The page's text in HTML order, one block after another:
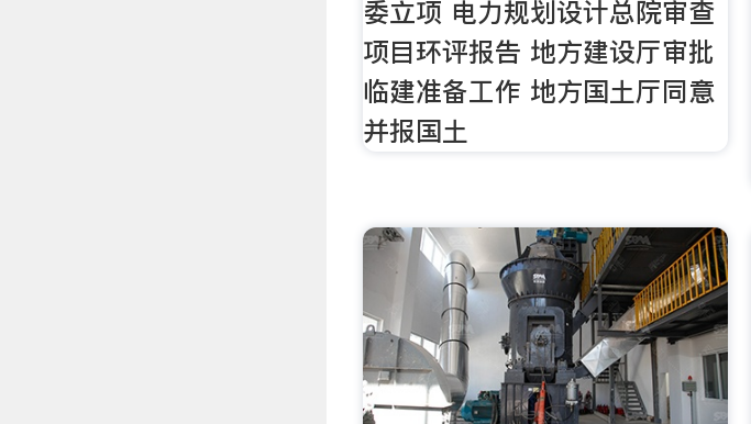
委立项 电力规划设计总院审查
项目环评报告 地方建设厅审批
临建准备工作 地方国土厅同意
并报国土